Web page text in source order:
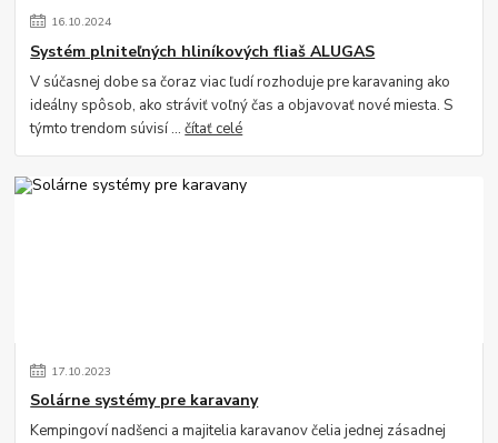
16.10.2024
Systém plniteľných hliníkových fliaš ALUGAS
V súčasnej dobe sa čoraz viac ľudí rozhoduje pre karavaning ako
ideálny spôsob, ako stráviť voľný čas a objavovať nové miesta. S
týmto trendom súvisí ...čítať celé
17.10.2023
Solárne systémy pre karavany
Kempingoví nadšenci a majitelia karavanov čelia jednej zásadnej